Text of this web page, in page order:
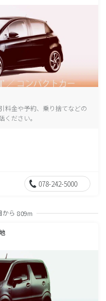
料金や予約、乗り捨てなどの
ださい。
078-242-5000
ら 809m